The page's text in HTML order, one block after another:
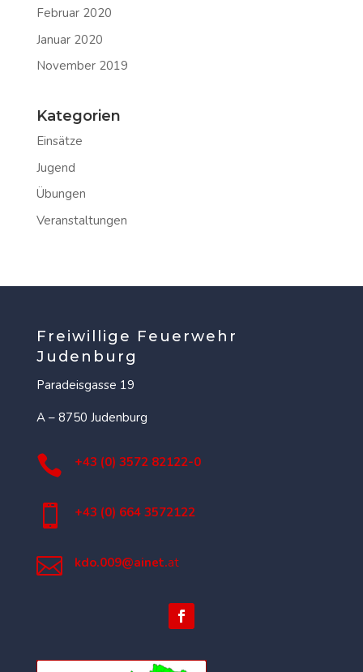
Februar 2020
Januar 2020
November 2019
Kategorien
Einsätze
Jugend
Übungen
Veranstaltungen
Freiwillige Feuerwehr
Judenburg
Paradeisgasse 19
A – 8750 Judenburg
 +43 (0) 3572 82122-0
 +43 (0) 664 3572122
 kdo.009@ainet.at